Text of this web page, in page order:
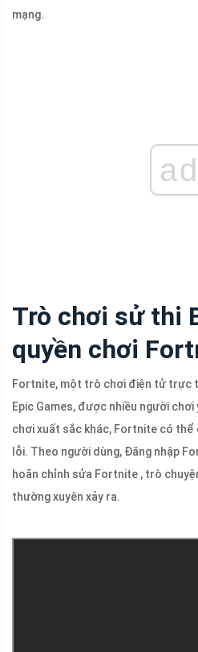
mạng.
ad
Trò chơi sử thi
quyền chơi
Fortnite, một trò chơi điện tử trực
Epic Games, được nhiều người
chơi xuất sắc khác, Fortnite có thể
lỗi. Theo người dùng, Đăng nhập
hoãn chỉnh sửa Fortnite , trò
thường xuyên xảy ra.